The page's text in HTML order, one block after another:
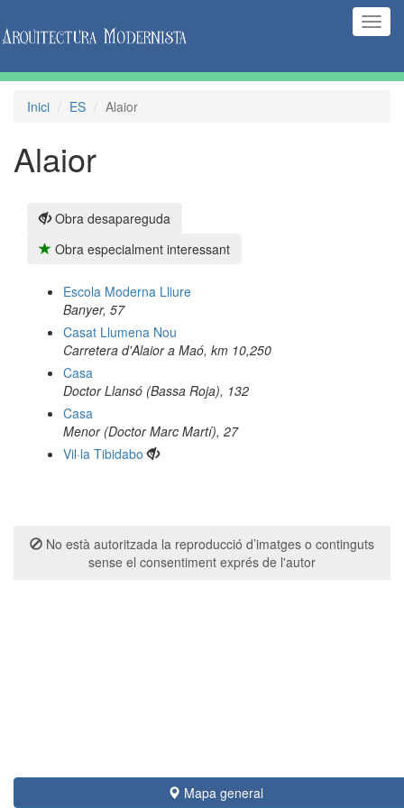
Inici ES Alaior
Alaior
Obra desapareguda
Obra especialment interessant
Escola Moderna Lliure
Banyer, 57
Casat Llumena Nou
Carretera d'Alaior a Maó, km 10,250
Casa
Doctor Llansó (Bassa Roja), 132
Casa
Menor (Doctor Marc Martí), 27
Vil·la Tibidabo
Mapa general
No està autoritzada la reproducció d’imatges o continguts
sense el consentiment exprés de l'autor